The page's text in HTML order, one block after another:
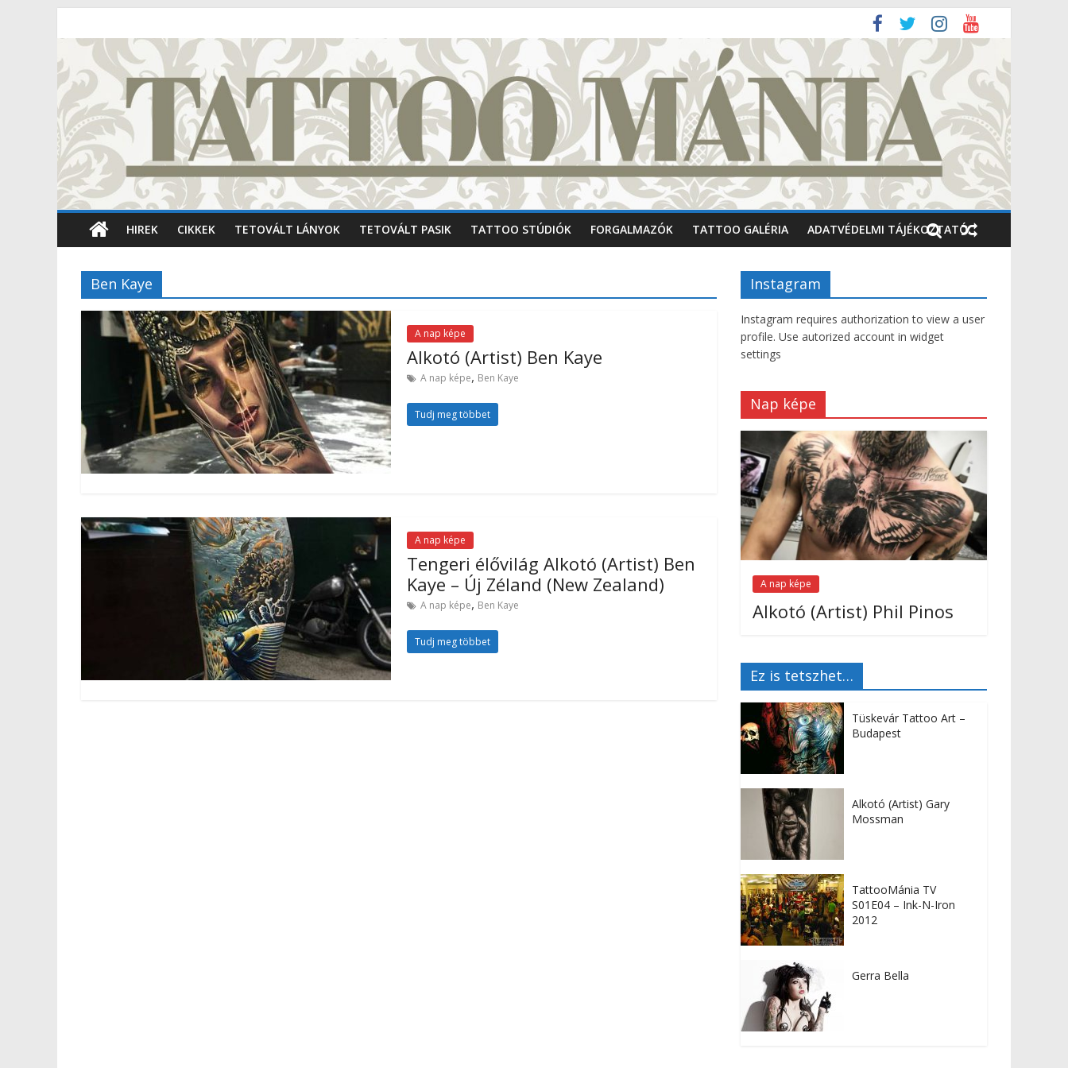
HIREK CIKKEK TETOVÁLT LÁNYOK TETOVÁLT PASIK TATTOO STÚDIÓK FORGALMAZÓK TATTOO GALÉRIA ADATVÉDELMI TÁJÉKOZTATÓ
Ben Kaye
A nap képe
Alkotó (Artist) Ben Kaye
A nap képe, Ben Kaye
Tudj meg többet
A nap képe
Tengeri élővilág Alkotó (Artist) Ben
Kaye – Új Zéland (New Zealand)
A nap képe, Ben Kaye
Tudj meg többet
Instagram
Instagram requires authorization to view a user
profile. Use autorized account in widget
settings
Nap képe
A nap képe
Alkotó (Artist) Phil Pinos
Ez is tetszhet…
Tüskevár Tattoo Art –
Budapest
Alkotó (Artist) Gary
Mossman
TattooMánia TV
S01E04 – Ink-N-Iron
2012
Gerra Bella